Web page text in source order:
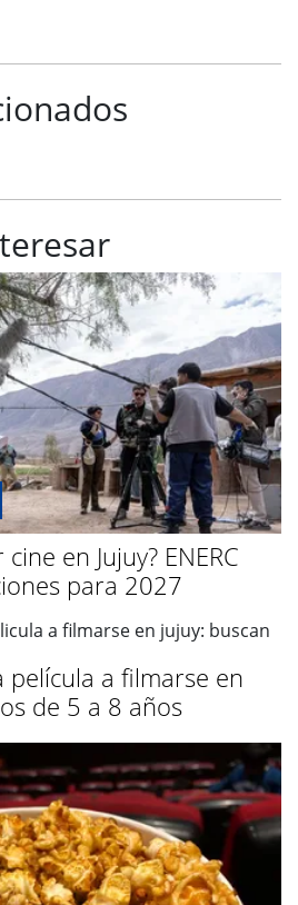
en Jujuy? ENERC
para 2027
película a filmarse en
de 5 a 8 años